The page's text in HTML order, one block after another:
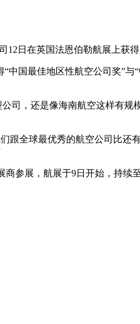
12日在英国法恩伯勒航展上获
最佳地区性航空公司奖”与“
，还是像海南航空这样有规
全球最优秀的航空公司比还
展，航展于9日开始，持续